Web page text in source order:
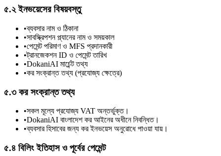
৫.২ ইনভয়েসের বিষয়বস্তু
•ব্যবসার নাম ও ঠিকানা
•সাবস্ক্রিপশন প্ল্যানের নাম ও সময়কাল
•পেমেন্ট পরিমাণ ও MFS প্রদানকারী
•ট্রানজেকশন ID ও পেমেন্ট তারিখ
•DokaniAI মার্চেন্ট তথ্য
•কর সংক্রান্ত তথ্য (প্রযোজ্য ক্ষেত্রে)
৫.৩ কর সংক্রান্ত তথ্য
•সকল মূল্যে প্রযোজ্য VAT অন্তর্ভুক্ত।
•DokaniAI বাংলাদেশ কর আইনের অধীনে নিবন্ধিত।
•ব্যবসার হিসাবের জন্য কর ইনভয়েস অনুরোধে পাওয়া যায়।
৫.৪ বিলিং ইতিহাস ও পূর্বের পেমেন্ট